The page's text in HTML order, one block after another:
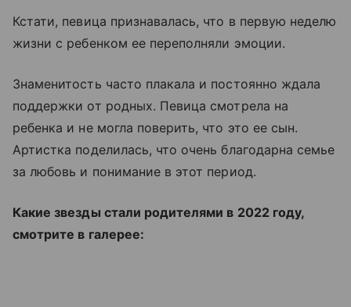
Кстати, певица признавалась, что в первую неделю
жизни с ребенком ее переполняли эмоции.
Знаменитость часто плакала и постоянно ждала
поддержки от родных. Певица смотрела на
ребенка и не могла поверить, что это ее сын.
Артистка поделилась, что очень благодарна семье
за любовь и понимание в этот период.
Какие звезды стали родителями в 2022 году,
смотрите в галерее: